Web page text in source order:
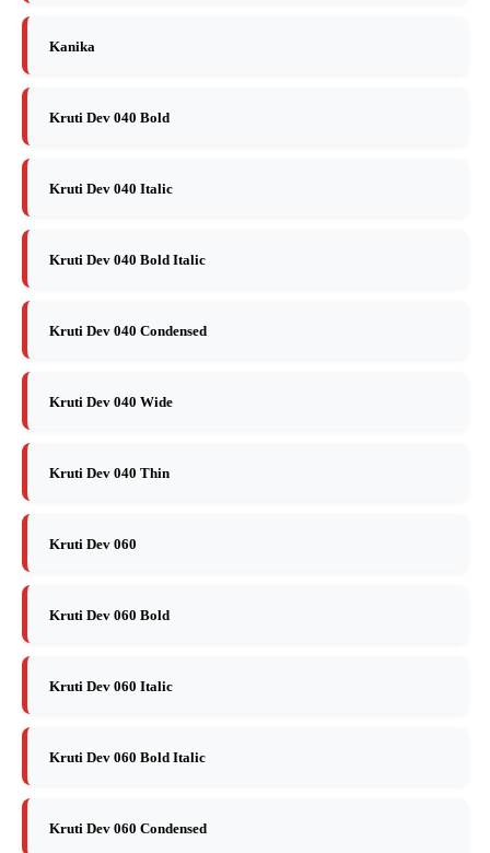
Kanika
Kruti Dev 040 Bold
Kruti Dev 040 Italic
Kruti Dev 040 Bold Italic
Kruti Dev 040 Condensed
Kruti Dev 040 Wide
Kruti Dev 040 Thin
Kruti Dev 060
Kruti Dev 060 Bold
Kruti Dev 060 Italic
Kruti Dev 060 Bold Italic
Kruti Dev 060 Condensed